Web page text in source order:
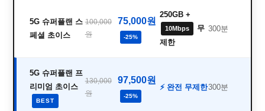
5G 슈퍼플랜 스
페셜 초이스
100,000
원
75,000원
-25%
250GB +
10Mbps
무
제한
300분
5G 슈퍼플랜 프
리미엄 초이스
BEST
130,000
원
97,500원
-25%
⚡ 완전 무제한300분